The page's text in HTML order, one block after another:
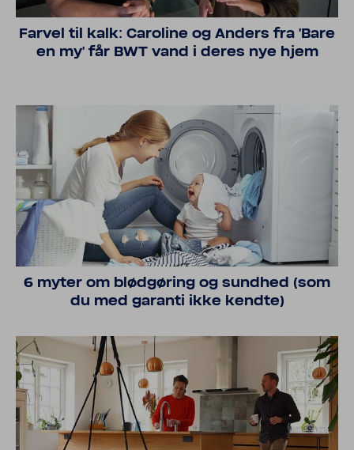
Farvel til kalk: Caro­line og Anders fra 'Bare
en my' får BWT vand i deres nye hjem
6 myter om blødgøring og sundhed (som
du med garanti ikke kendte)